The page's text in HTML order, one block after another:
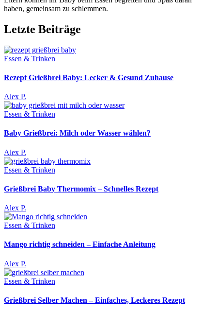
haben, gemeinsam zu schlemmen.
Letzte Beiträge
Essen & Trinken
Rezept Grießbrei Baby: Lecker & Gesund Zuhause
Alex P.
Essen & Trinken
Baby Grießbrei: Milch oder Wasser wählen?
Alex P.
Essen & Trinken
Grießbrei Baby Thermomix – Schnelles Rezept
Alex P.
Essen & Trinken
Mango richtig schneiden – Einfache Anleitung
Alex P.
Essen & Trinken
Grießbrei Selber Machen – Einfaches, Leckeres Rezept